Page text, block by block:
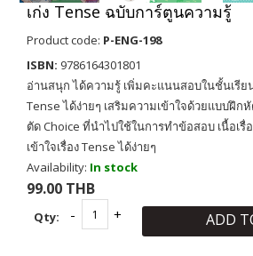
เก่ง Tense ฉบับการ์ตูนความรู้
Product code: P-ENG-198
ISBN: 9786164301801
อ่านสนุก ได้ความรู้ เพิ่มคะแนนสอบในชั้นเรีย
Tense ได้ง่ายๆ เสริมความเข้าใจด้วยแบบฝึก
ตัด Choice ที่นำไปใช้ในการทำข้อสอบ เนื้อเ
เข้าใจเรื่อง Tense ได้ง่ายๆ
Availability: In stock
99.00 THB
Qty: ADD